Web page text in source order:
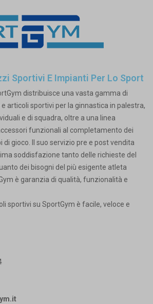
Sportivi E Impianti Per Lo Sport
distribuisce una vasta gamma di
articoli sportivi per la ginnastica in palestra,
e di squadra, oltre a una linea
funzionali al completamento dei
di gioco. Il suo servizio pre e post vendita
soddisfazione tanto delle richieste del
dei bisogni del più esigente atleta
è garanzia di qualità, funzionalità e
sportivi su SportGym è facile, veloce e